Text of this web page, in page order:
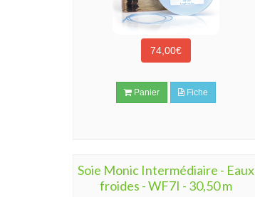
74,00€
Panier Fiche
Soie Monic Intermédiaire - Eaux
froides - WF7I - 30,50 m